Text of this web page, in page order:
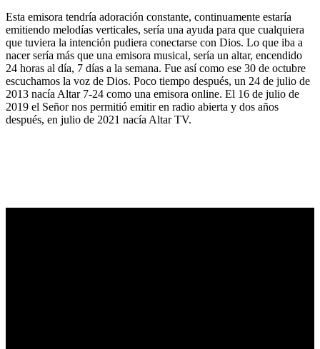
Esta emisora tendría adoración constante, continuamente estaría
emitiendo melodías verticales, sería una ayuda para que cualquiera
que tuviera la intención pudiera conectarse con Dios. Lo que iba a
nacer sería más que una emisora musical, sería un altar, encendido
24 horas al día, 7 días a la semana. Fue así como ese 30 de octubre
escuchamos la voz de Dios. Poco tiempo después, un 24 de julio de
2013 nacía Altar 7-24 como una emisora online. El 16 de julio de
2019 el Señor nos permitió emitir en radio abierta y dos años
después, en julio de 2021 nacía Altar TV.